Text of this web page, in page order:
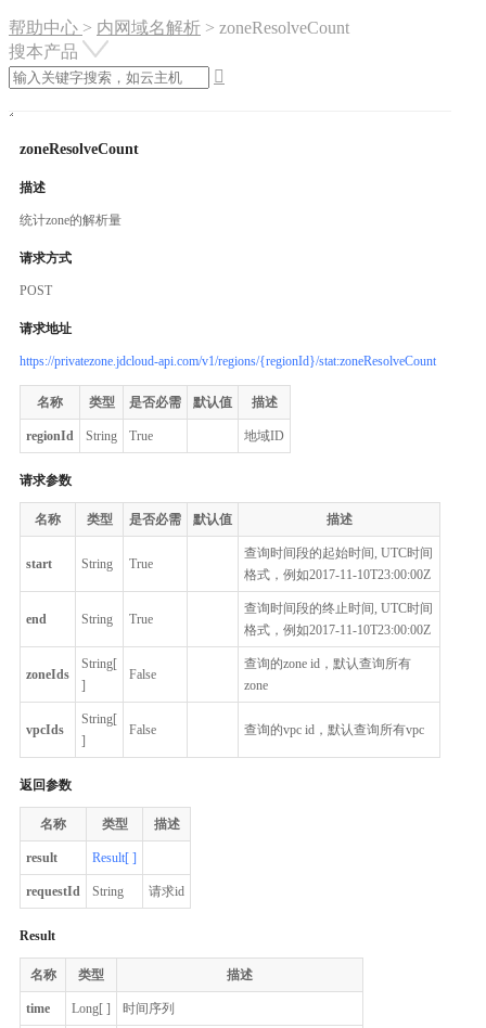
帮助中心 > 内网域名解析 > zoneResolveCount
搜本产品

zoneResolveCount
描述
统计zone的解析量
请求方式
POST
请求地址
https://privatezone.jdcloud-api.com/v1/regions/{regionId}/stat:zoneResolveCount
名称 类型 是否必需 默认值 描述
regionId String True 地域ID
请求参数
名称 类型 是否必需 默认值 描述
start String True
查询时间段的起始时间, UTC时间
格式，例如2017-11-10T23:00:00Z
end String True
查询时间段的终止时间, UTC时间
格式，例如2017-11-10T23:00:00Z
zoneIds
String[
]
False
查询的zone id，默认查询所有
zone
vpcIds
String[
]
False 查询的vpc id，默认查询所有vpc
返回参数
名称 类型 描述
result Result[ ]
requestId String 请求id
Result
名称 类型 描述
time Long[ ] 时间序列